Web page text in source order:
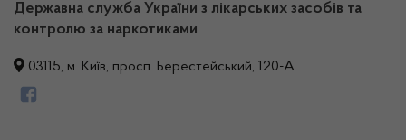
Державна служба України з лікарських засобів та
контролю за наркотиками
03115, м. Київ, просп. Берестейський, 120-А